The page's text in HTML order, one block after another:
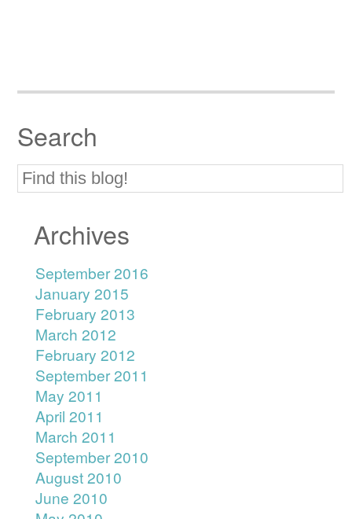
Search
Archives
September 2016
January 2015
February 2013
March 2012
February 2012
September 2011
May 2011
April 2011
March 2011
September 2010
August 2010
June 2010